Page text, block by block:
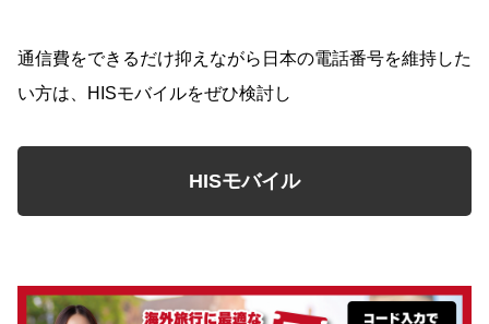
通信費をできるだけ抑えながら日本の電話番号を維持した
い方は、HISモバイルをぜひ検討し
HISモバイル